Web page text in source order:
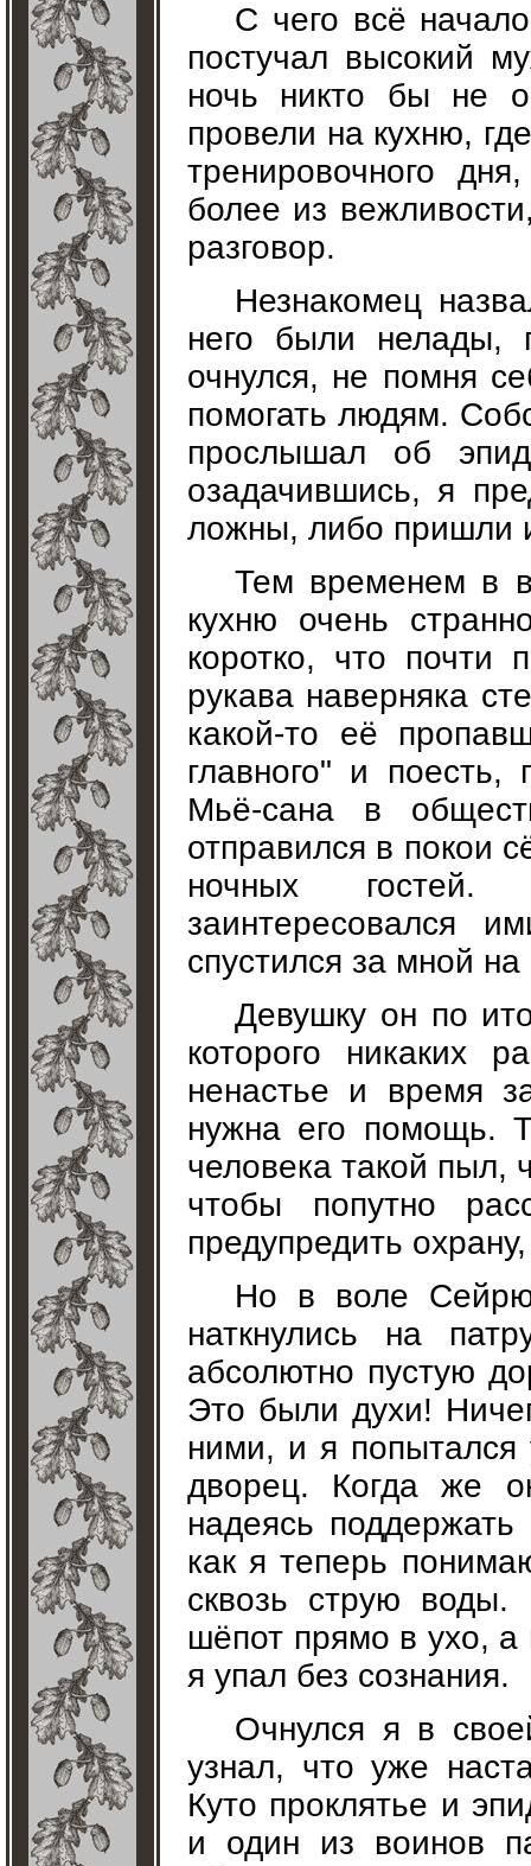
С чего всё
постучал высокий
ночь никто бы не
провели на кухню,
тренировочного
более из
разговор.
Незнакомец
него были нелады,
очнулся, не помня
помогать людям.
прослышал об
озадачившись, я
ложны, либо пришли
Тем временем в
кухню очень
коротко, что почти
рукава наверняка
какой-то её
главного" и
Мьё-сана в
отправился в покои
ночных гостей.
заинтересовался
спустился за мной
Девушку он по
которого никаких
ненастье и время
нужна его помощь.
человека такой пыл,
чтобы попутно
предупредить
Но в воле
наткнулись на
абсолютно пустую
Это были духи!
ними, и я попытался
дворец. Когда же
надеясь
как я теперь
сквозь струю воды.
шёпот прямо в ухо, а
я упал без сознания.
Очнулся я в
узнал, что уже
Куто проклятье и
и один из воинов